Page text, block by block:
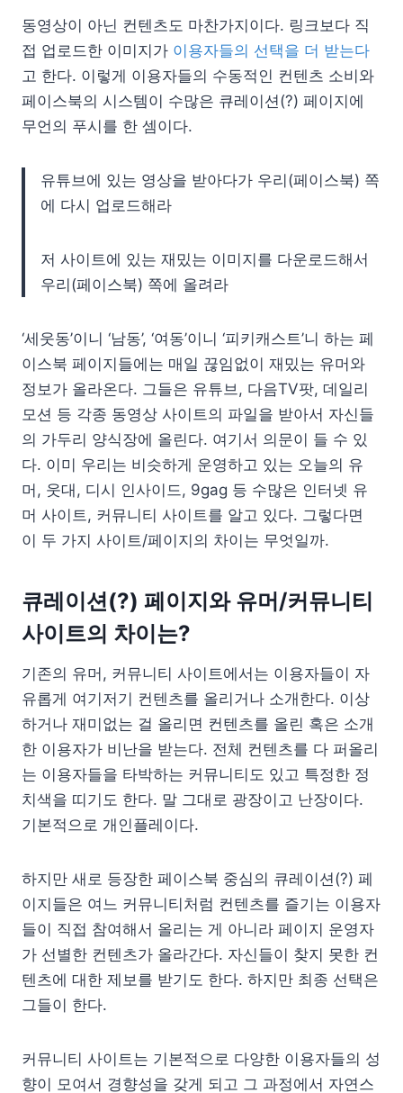
동영상이 아닌 컨텐츠도 마찬가지이다. 링크보다 직
접 업로드한 이미지가 이용자들의 선택을 더 받는다
고 한다. 이렇게 이용자들의 수동적인 컨텐츠 소비와
페이스북의 시스템이 수많은 큐레이션(?) 페이지에
무언의 푸시를 한 셈이다.
유튜브에 있는 영상을 받아다가 우리(페이스북) 쪽
에 다시 업로드해라
저 사이트에 있는 재밌는 이미지를 다운로드해서
우리(페이스북) 쪽에 올려라
‘세웃동’이니 ‘남동’, ‘여동’이니 ‘피키캐스트’니 하는 페
이스북 페이지들에는 매일 끊임없이 재밌는 유머와
정보가 올라온다. 그들은 유튜브, 다음TV팟, 데일리
모션 등 각종 동영상 사이트의 파일을 받아서 자신들
의 가두리 양식장에 올린다. 여기서 의문이 들 수 있
다. 이미 우리는 비슷하게 운영하고 있는 오늘의 유
머, 웃대, 디시 인사이드, 9gag 등 수많은 인터넷 유
머 사이트, 커뮤니티 사이트를 알고 있다. 그렇다면
이 두 가지 사이트/페이지의 차이는 무엇일까.
큐레이션(?) 페이지와 유머/커뮤니티
사이트의 차이는?
기존의 유머, 커뮤니티 사이트에서는 이용자들이 자
유롭게 여기저기 컨텐츠를 올리거나 소개한다. 이상
하거나 재미없는 걸 올리면 컨텐츠를 올린 혹은 소개
한 이용자가 비난을 받는다. 전체 컨텐츠를 다 퍼올리
는 이용자들을 타박하는 커뮤니티도 있고 특정한 정
치색을 띠기도 한다. 말 그대로 광장이고 난장이다.
기본적으로 개인플레이다.
하지만 새로 등장한 페이스북 중심의 큐레이션(?) 페
이지들은 여느 커뮤니티처럼 컨텐츠를 즐기는 이용자
들이 직접 참여해서 올리는 게 아니라 페이지 운영자
가 선별한 컨텐츠가 올라간다. 자신들이 찾지 못한 컨
텐츠에 대한 제보를 받기도 한다. 하지만 최종 선택은
그들이 한다.
커뮤니티 사이트는 기본적으로 다양한 이용자들의 성
향이 모여서 경향성을 갖게 되고 그 과정에서 자연스